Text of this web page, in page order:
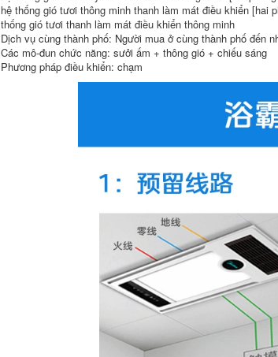
phòng ngủ hỗ trợ
tại nhà Máy xông
hương liệu siêu âm
sưởi chiếu sáng
Midea Đèn sưởi
Yuba đèn sưởi
hợp quạt hút âm
trần chiếu sáng
tắm sưởi nhà tắm
giá đèn sưởi nhà
tắm
4,982,000
Rongshida Wall
-Đèn lồng phòng
tắm ấm Phòng
Phòng tắm Phòng
tắm phòng tắm
không có tường
không thấm nước
chống nổ không
thấm nước -Máy
hệ thống gió tươi thông minh thanh làm mát điều khiển
thống gió tươi thanh làm mát điều khiển thông minh
Dịch vụ cùng thành phố: Người mua ở cùng thành phố đến
Các mô-đun chức năng: sưởi ấm + thông gió + chiếu sáng
Phương pháp điều khiển: chạm